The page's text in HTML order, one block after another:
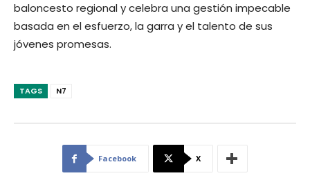
baloncesto regional y celebra una gestión impecable
basada en el esfuerzo, la garra y el talento de sus
jóvenes promesas.
TAGS N7
Facebook X